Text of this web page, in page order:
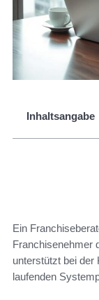
Inhaltsangabe
Ein
Franchisenehmer
unterstützt bei der
laufenden